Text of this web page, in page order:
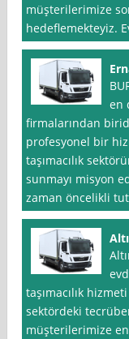
müşterilerimize
hedeflemekteyiz.
en
firmalarından
profesyonel bir
taşımacılık
sunmayı misyon
zaman öncelikli
taşımacılık
sektördeki
müşterilerimize